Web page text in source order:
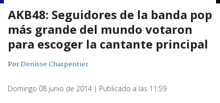
AKB48: Seguidores de la banda pop
más grande del mundo votaron
para escoger la cantante principal
PorDenisse Charpentier
Domingo 08 junio de 2014 | Publicado a las 11:59